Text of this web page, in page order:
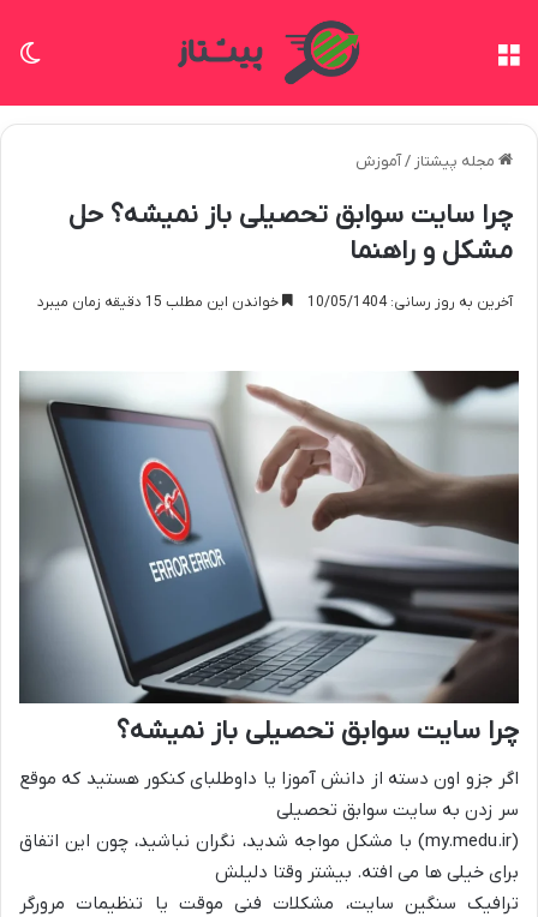
مجله پیشتاز /آموزش
چرا سایت سوابق تحصیلی باز نمیشه؟ حل
مشکل و راهنما
آخرین به روز رسانی: 10/05/1404 خواندن این مطلب 15 دقیقه زمان میبرد
چرا سایت سوابق تحصیلی باز نمیشه؟
اگر جزو اون دسته از دانش آموزا یا داوطلبای کنکور هستید که موقع
سر زدن به سایت سوابق تحصیلی
(my.medu.ir) با مشکل مواجه شدید، نگران نباشید، چون این اتفاق
برای خیلی ها می افته. بیشتر وقتا دلیلش
ترافیک سنگین سایت، مشکلات فنی موقت یا تنظیمات مرورگر